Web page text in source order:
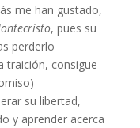
me han gustado,
, pues su
perderlo
traición, consigue
su libertad,
y aprender acerca